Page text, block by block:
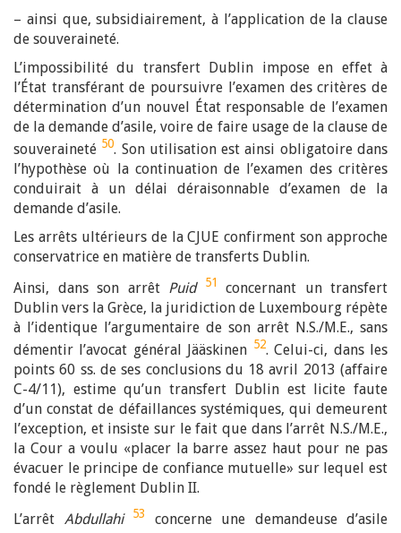
– ainsi que, subsidiairement, à l’application de la clause
de souveraineté.
L’impossibilité du transfert Dublin impose en effet à
l’État transférant de poursuivre l’examen des critères de
détermination d’un nouvel État responsable de l’examen
de la demande d’asile, voire de faire usage de la clause de
souveraineté 50. Son utilisation est ainsi obligatoire dans
l’hypothèse où la continuation de l’examen des critères
conduirait à un délai déraisonnable d’examen de la
demande d’asile.
Les arrêts ultérieurs de la CJUE confirment son approche
conservatrice en matière de transferts Dublin.
Ainsi, dans son arrêt Puid 51
concernant un transfert
Dublin vers la Grèce, la juridiction de Luxembourg répète
à l’identique l’argumentaire de son arrêt N.S./M.E., sans
démentir l’avocat général Jääskinen 52. Celui-ci, dans les
points 60 ss. de ses conclusions du 18 avril 2013 (affaire
C-4/11), estime qu’un transfert Dublin est licite faute
d’un constat de défaillances systémiques, qui demeurent
l’exception, et insiste sur le fait que dans l’arrêt N.S./M.E.,
la Cour a voulu «placer la barre assez haut pour ne pas
évacuer le principe de confiance mutuelle» sur lequel est
fondé le règlement Dublin II.
L’arrêt Abdullahi 53
concerne une demandeuse d’asile